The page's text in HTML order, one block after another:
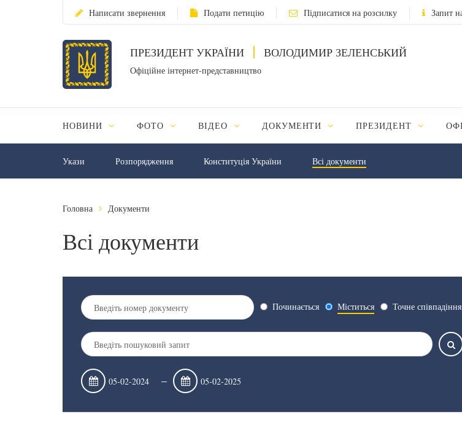
Написати звернення Подати петицію Підписатися на розсилку Запит
ПРЕЗИДЕНТ УКРАЇНИ ВОЛОДИМИР ЗЕЛЕНСЬКИЙ
Офіційне інтернет-представництво
НОВИНИ ФОТО ВІДЕО ДОКУМЕНТИ ПРЕЗИДЕНТ
Укази Розпорядження Конституція України Всі документи
Головна Документи
Всі документи
Починається Міститься Точне співпадіння
–